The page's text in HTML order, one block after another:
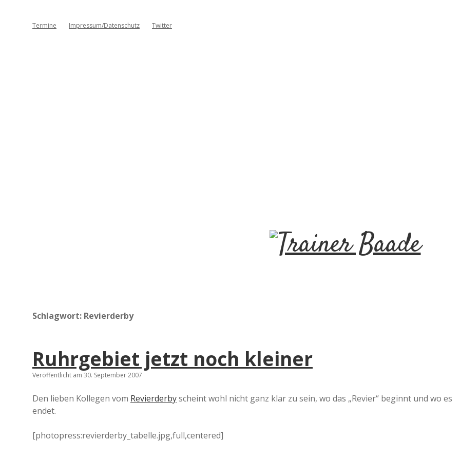
Termine Impressum/Datenschutz Twitter
T
n
e
Schlagwort: Revierderby
Ruhrgebiet jetzt noch kleiner
Veröffentlicht am 30. September 2007
Den lieben Kollegen vom Revierderbyscheint wohl nicht ganz klar zu sein, wo das „Revier“ beginnt und wo es
endet.
[photopress:revierderby_tabelle.jpg,full,centered]